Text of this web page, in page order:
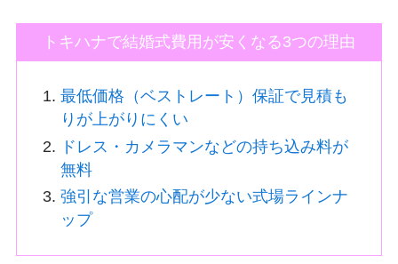
トキハナで結婚式費用が安くなる3つの理由
最低価格（ベストレート）保証で見積も
りが上がりにくい
ドレス・カメラマンなどの持ち込み料が
無料
強引な営業の心配が少ない式場ラインナ
ップ